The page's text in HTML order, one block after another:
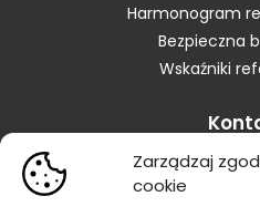
Zarządzaj
cookie
Harmonogram
Bezpieczna
Wskaźniki
Skontaktuj